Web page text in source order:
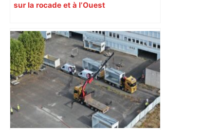
sur la rocade et à l’Ouest